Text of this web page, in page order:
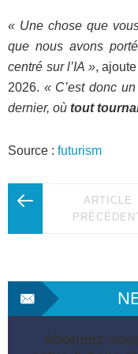
« Une chose que
que nous avons
centré sur l’IA »,
2026. « C’est donc
dernier, où tout
Source : futurism
ARTICLE
Abonnez-